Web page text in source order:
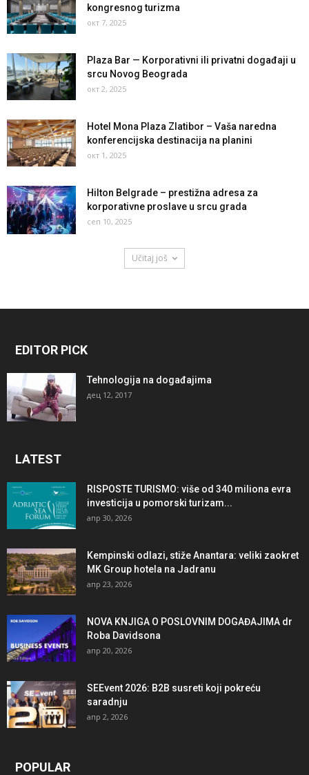
kongresnog turizma
окт 7, 2025
Plaza Bar — Korporativni ili privatni događaji u
srcu Novog Beograda
окт 2, 2025
Hotel Mona Plaza Zlatibor – Vaša naredna
konferencijska destinacija na planini
окт 1, 2025
Hilton Belgrade – prestižna adresa za
korporativne proslave u srcu grada
сеп 10, 2025
Učitaj još
EDITOR PICK
Tehnologija na događajima
дец 12, 2017
LATEST
RISPOSTE TURISMO: više od 340 miliona evra
investicija u pomorski turizam...
апр 30, 2026
Kempinski odlazi, stiže Anantara: veliki zaokret
MK Group hotela na Jadranu
апр 23, 2026
NOVA KNJIGA O POSLOVNIM DOGAĐAJIMA dr
Roba Davidsona
апр 20, 2026
SEEvent 2026: B2B susreti koji pokreću
saradnju
апр 2, 2026
POPULAR